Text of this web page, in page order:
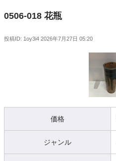
0506-018 花瓶
投稿ID: 1oy3i4 2026年7月27日 05:20
価格
ジャンル